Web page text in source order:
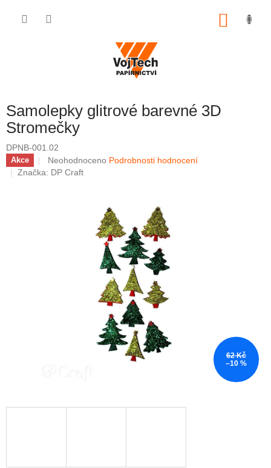
Samolepky glitrové barevné 3D
Stromečky
DPNB-001.02
Akce Průměrné hodnocení produktu je 0,0 z 5 hvězdiček.
Neohodnoceno Podrobnosti hodnocení
Značka: DP Craft
62 Kč
–10 %